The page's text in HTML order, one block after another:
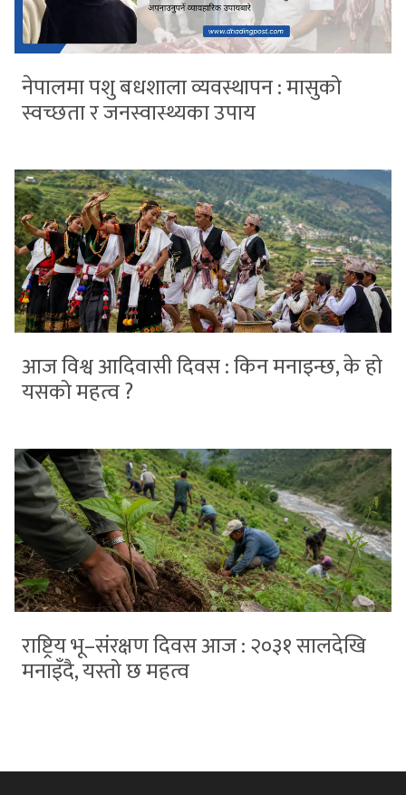
नेपालमा पशु बधशाला व्यवस्थापन : मासुको
स्वच्छता र जनस्वास्थ्यका उपाय
आज विश्व आदिवासी दिवस : किन मनाइन्छ, के हो
यसको महत्व ?
राष्ट्रिय भू–संरक्षण दिवस आज : २०३१ सालदेखि
मनाइँदै, यस्तो छ महत्व